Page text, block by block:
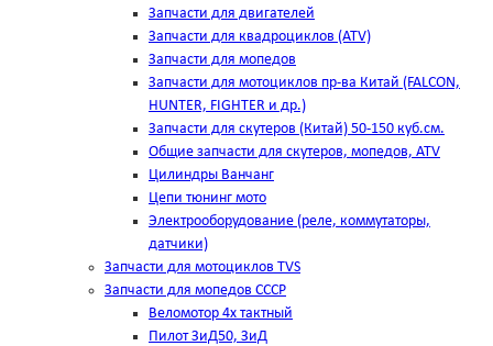
Запчасти для двигателей
Запчасти для квадроциклов (ATV)
Запчасти для мопедов
Запчасти для мотоциклов пр-ва Китай (FALCON,
HUNTER, FIGHTER и др.)
Запчасти для скутеров (Китай) 50-150 куб.см.
Общие запчасти для скутеров, мопедов, ATV
Цилиндры Ванчанг
Цепи тюнинг мото
Электрооборудование (реле, коммутаторы,
датчики)
Запчасти для мотоциклов TVS
Запчасти для мопедов СССР
Веломотор 4х тактный
Пилот ЗиД50, ЗиД